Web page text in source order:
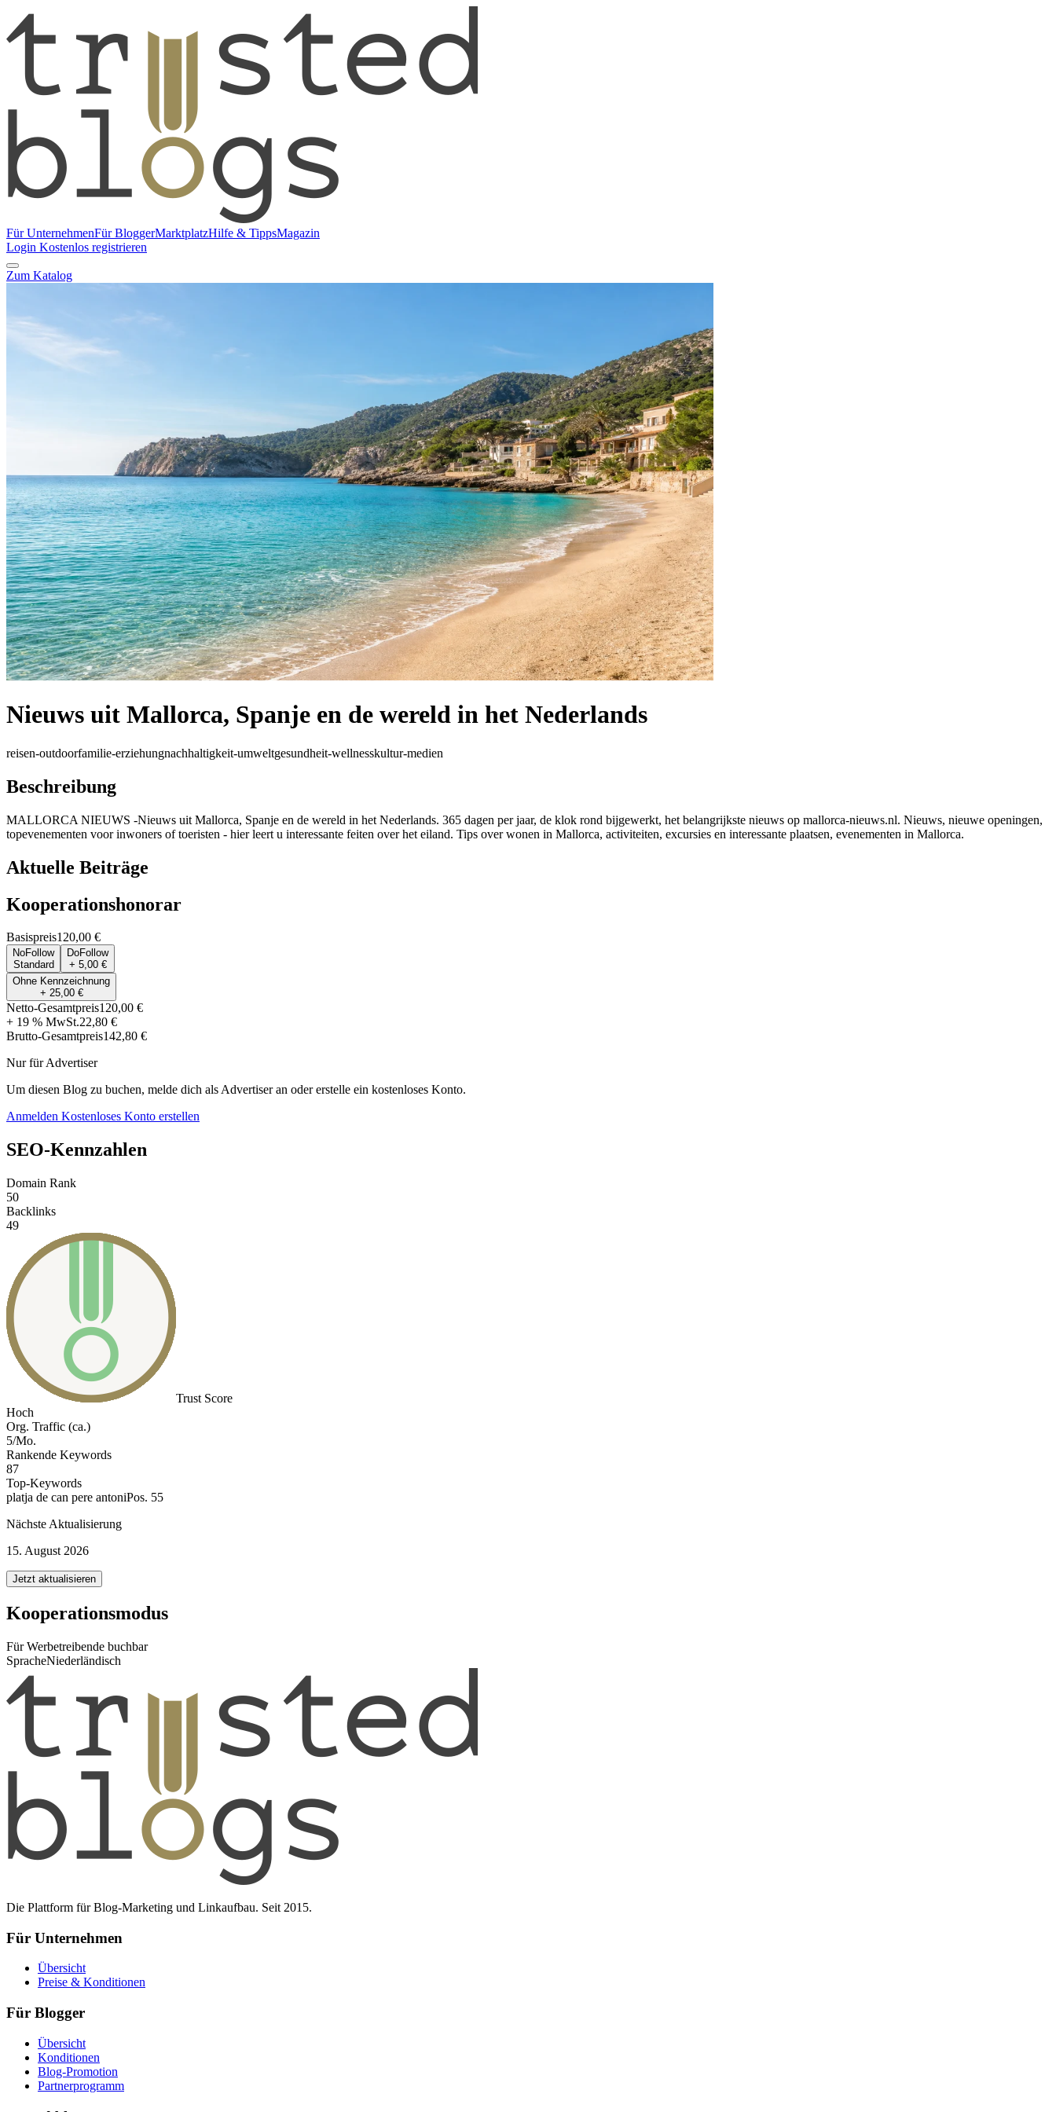
Für UnternehmenFür BloggerMarktplatzHilfe & TippsMagazin
Login Kostenlos registrieren
Zum Katalog
Nieuws uit Mallorca, Spanje en de wereld in het Nederlands
reisen-outdoorfamilie-erziehungnachhaltigkeit-umweltgesundheit-wellnesskultur-medien
Beschreibung
MALLORCA NIEUWS -Nieuws uit Mallorca, Spanje en de wereld in het Nederlands. 365 dagen per jaar, de klok rond bijgewerkt, het belangrijkste nieuws op mallorca-nieuws.nl. Nieuws, nieuwe openingen,
topevenementen voor inwoners of toeristen - hier leert u interessante feiten over het eiland. Tips over wonen in Mallorca, activiteiten, excursies en interessante plaatsen, evenementen in Mallorca.
Aktuelle Beiträge
Kooperationshonorar
Basispreis120,00 €
NoFollow
Standard
DoFollow
+ 5,00 €
Ohne Kennzeichnung
+ 25,00 €
Netto-Gesamtpreis120,00 €
+ 19 % MwSt.22,80 €
Brutto-Gesamtpreis142,80 €
Nur für Advertiser
Um diesen Blog zu buchen, melde dich als Advertiser an oder erstelle ein kostenloses Konto.
Anmelden Kostenloses Konto erstellen
SEO-Kennzahlen
Domain Rank
50
Backlinks
49
Trust Score
Hoch
Org. Traffic (ca.)
5/Mo.
Rankende Keywords
87
Top-Keywords
platja de can pere antoniPos. 55
Nächste Aktualisierung
15. August 2026
Jetzt aktualisieren
Kooperationsmodus
Für Werbetreibende buchbar
SpracheNiederländisch
Die Plattform für Blog-Marketing und Linkaufbau. Seit 2015.
Für Unternehmen
Übersicht
Preise & Konditionen
Für Blogger
Übersicht
Konditionen
Blog-Promotion
Partnerprogramm